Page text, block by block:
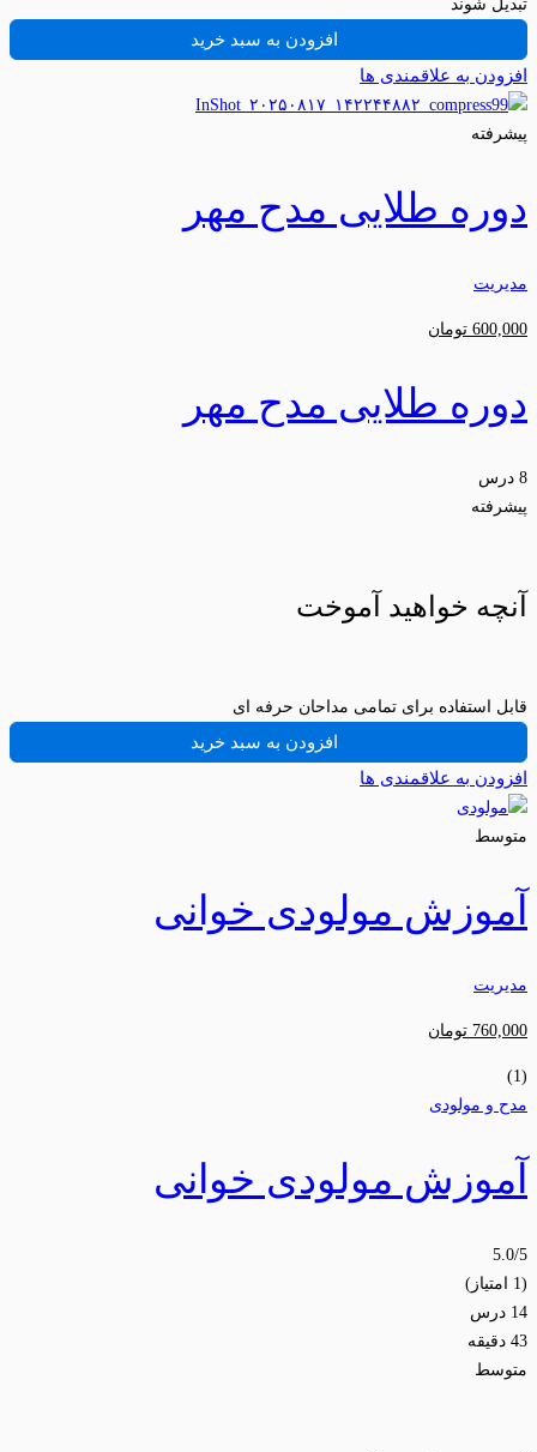
تبدیل شوند
افزودن به سبد خرید
افزودن به علاقمندی ها
پیشرفته
دوره طلایی مدح مهر
مدیریت
600,000 تومان
دوره طلایی مدح مهر
8 درس
پیشرفته
آنچه خواهید آموخت
قابل استفاده برای تمامی مداحان حرفه ای
افزودن به سبد خرید
افزودن به علاقمندی ها
متوسط
آموزش مولودی خوانی
مدیریت
760,000 تومان
(1)
مدح و مولودی
آموزش مولودی خوانی
5.0/5
(1 امتیاز)
14 درس
43 دقیقه
متوسط